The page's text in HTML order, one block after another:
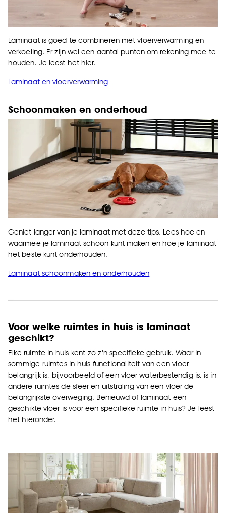
Laminaat is goed te combineren met vloerverwarming en -
verkoeling. Er zijn wel een aantal punten om rekening mee te
houden. Je leest het hier.
Laminaat en vloerverwarming
Schoonmaken en onderhoud
Geniet langer van je laminaat met deze tips. Lees hoe en
waarmee je laminaat schoon kunt maken en hoe je laminaat
het beste kunt onderhouden.
Laminaat schoonmaken en onderhouden
Voor welke ruimtes in huis is laminaat
geschikt?
Elke ruimte in huis kent zo z'n specifieke gebruik. Waar in
sommige ruimtes in huis functionaliteit van een vloer
belangrijk is, bijvoorbeeld of een vloer waterbestendig is, is in
andere ruimtes de sfeer en uitstraling van een vloer de
belangrijkste overweging. Benieuwd of laminaat een
geschikte vloer is voor een specifieke ruimte in huis? Je leest
het hieronder.